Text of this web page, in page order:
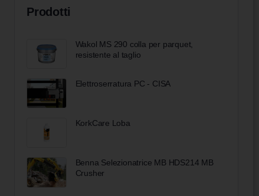
Prodotti
Wakol MS 290 colla per parquet,
resistente al taglio
Elettroserratura PC - CISA
KorkCare Loba
Benna Selezionatrice MB HDS214 MB
Crusher